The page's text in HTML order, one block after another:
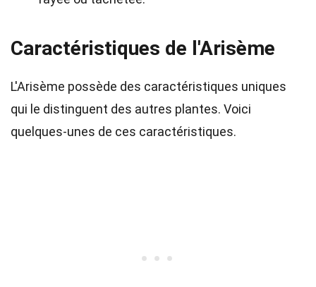
Caractéristiques de l'Arisème
L'Arisème possède des caractéristiques uniques
qui le distinguent des autres plantes. Voici
quelques-unes de ces caractéristiques.